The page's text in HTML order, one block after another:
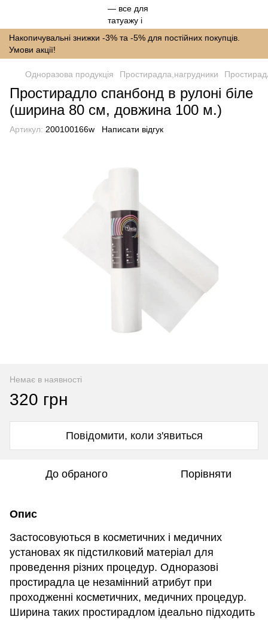
Накопичувальні знижки -3% та -5% для постійних покупців.
Умови акції!
Одноразова продукція Простирадла,нагрудники
Простирадло спанбонд в рулоні біле
(ширина 80 см, довжина 100 м.)
Артикул: 200100166w Написати відгук
Немає в наявності
320 грн
Повідомити, коли з'явиться
До обраного Порівняти
Опис
Застосовуються в косметичних і медичних
установах як підстилковий матеріал для
проведення різних процедур. Одноразові
простирадла це незамінний атрибут при
проходженні косметичних, медичних процедур.
Ширина таких простирадлом ідеально підходить